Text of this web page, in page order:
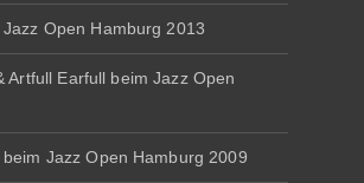
Open Hamburg 2013
Artfull Earfull beim Jazz Open
Jazz Open Hamburg 2009